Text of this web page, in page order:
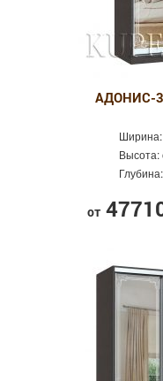
АДОНИС-
Ширина:
Высота:
Глубина:
от